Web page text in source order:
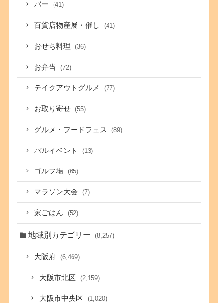
バー (41)
百貨店物産展・催し (41)
おせち料理 (36)
お弁当 (72)
テイクアウトグルメ (77)
お取り寄せ (55)
グルメ・フードフェス (89)
バルイベント (13)
ゴルフ場 (65)
マラソン大会 (7)
家ごはん (52)
地域別カテゴリー (8,257)
大阪府 (6,469)
大阪市北区 (2,159)
大阪市中央区 (1,020)